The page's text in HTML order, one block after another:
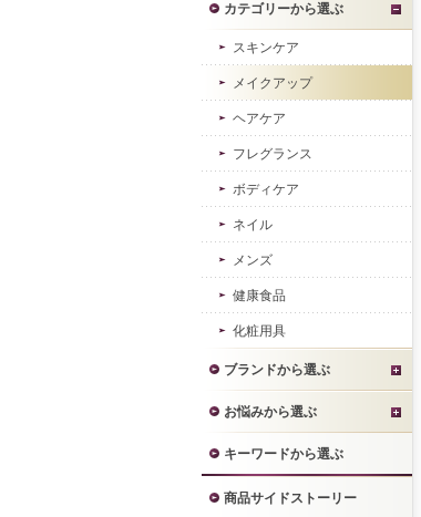
カテゴリーから選ぶ
スキンケア
メイクアップ
ヘアケア
フレグランス
ボディケア
ネイル
メンズ
健康食品
化粧用具
ブランドから選ぶ
お悩みから選ぶ
キーワードから選ぶ
商品サイドストーリー